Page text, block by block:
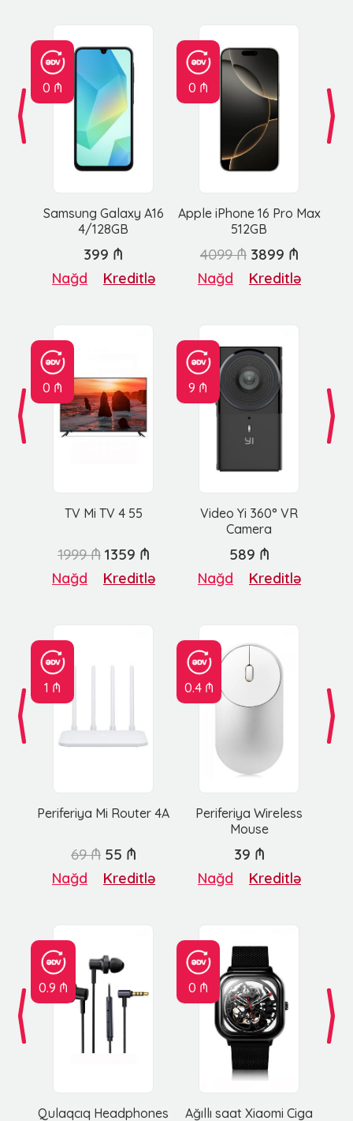
0 ₼
Samsung Galaxy A16
4/128GB
0 ₼
Apple iPhone 16 Pro Max
512GB
399 ₼
Nağd Kreditlə
4099 ₼ 3899 ₼
Nağd Kreditlə
0 ₼
TV Mi TV 4 55
9 ₼
Video Yi 360° VR
Camera
1999 ₼ 1359 ₼
Nağd Kreditlə
589 ₼
Nağd Kreditlə
1 ₼
Periferiya Mi Router 4A
0.4 ₼
Periferiya Wireless
Mouse
69 ₼ 55 ₼
Nağd Kreditlə
39 ₼
Nağd Kreditlə
0.9 ₼
Qulaqcıq Headphones
0 ₼
Ağıllı saat Xiaomi Ciga